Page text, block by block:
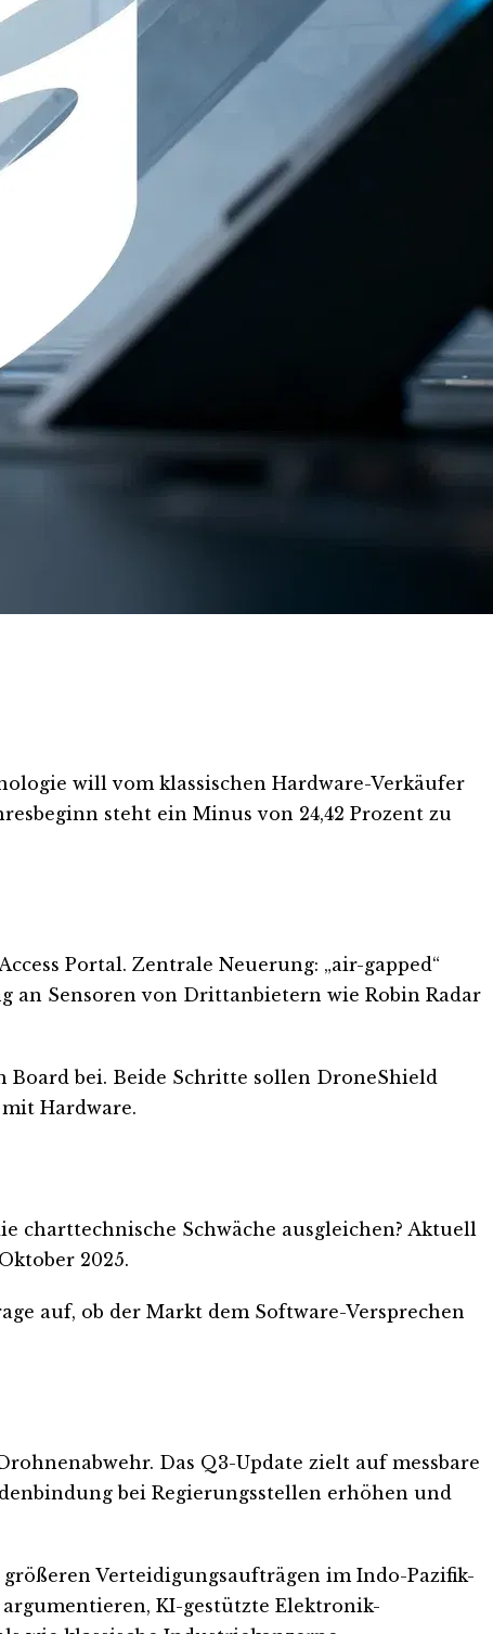
will vom klassischen Hardware-Verkäufer
steht ein Minus von 24,42 Prozent zu
Portal. Zentrale Neuerung: „air-gapped“
an Sensoren von Drittanbietern wie Robin Radar
Board bei. Beide Schritte sollen DroneShield
Hardware.
charttechnische Schwäche ausgleichen? Aktuell
2025.
auf, ob der Markt dem Software-Versprechen
Das Q3-Update zielt auf messbare
bei Regierungsstellen erhöhen und
Verteidigungsaufträgen im Indo-Pazifik-
KI-gestützte Elektronik-